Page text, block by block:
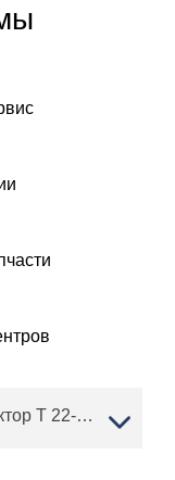
9 ПРОВОДКА solo by AL-KO трактор T 22-103.9 HD-A V2 Артикул: 127554